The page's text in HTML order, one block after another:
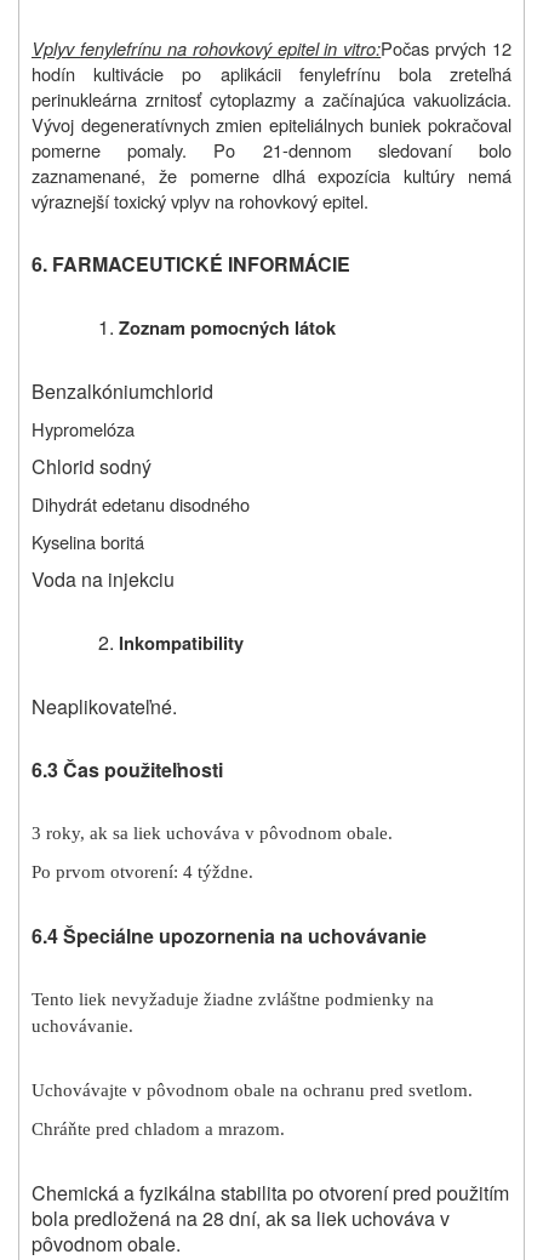
Vplyv fenylefrínu na rohovkový epitel in vitro:Počas prvých 12
hodín kultivácie po aplikácii fenylefrínu bola zreteľná
perinukleárna zrnitosť cytoplazmy a začínajúca vakuolizácia.
Vývoj degeneratívnych zmien epiteliálnych buniek pokračoval
pomerne pomaly. Po 21-dennom sledovaní bolo
zaznamenané, že pomerne dlhá expozícia kultúry nemá
výraznejší toxický vplyv na rohovkový epitel.
6. FARMACEUTICKÉ INFORMÁCIE
Zoznam pomocných látok
Benzalkóniumchlorid
Hypromelóza
Chlorid sodný
Dihydrát edetanu disodného
Kyselina boritá
Voda na injekciu
Inkompatibility
Neaplikovateľné.
6.3 Čas použiteľnosti
3 roky, ak sa liek uchováva v pôvodnom obale.
Po prvom otvorení: 4 týždne.
6.4 Špeciálne upozornenia na uchovávanie
Tento liek nevyžaduje žiadne zvláštne podmienky na
uchovávanie.
Uchovávajte v pôvodnom obale na ochranu pred svetlom.
Chráňte pred chladom a mrazom.
Chemická a fyzikálna stabilita po otvorení pred použitím
bola predložená na 28 dní, ak sa liek uchováva v
pôvodnom obale.